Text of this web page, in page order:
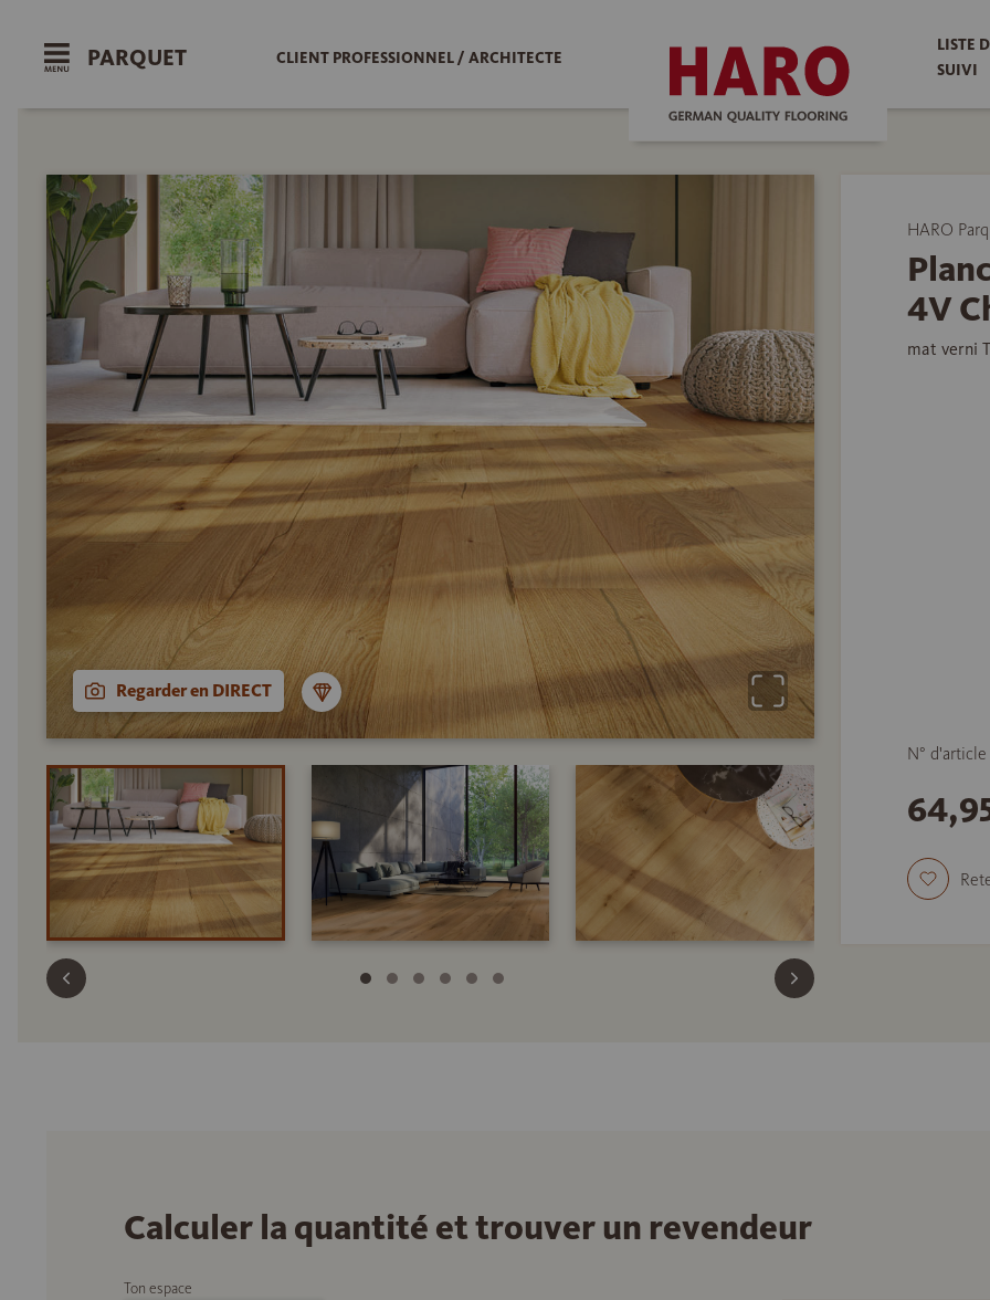
PARQUET CLIENT PROFESSIONNEL / ARCHITECTE
LISTE
SUIVI
Regarder en DIRECT
HARO
4V
mat verni
N°
Calculer la quantité et trouver un revendeur
Ton espace